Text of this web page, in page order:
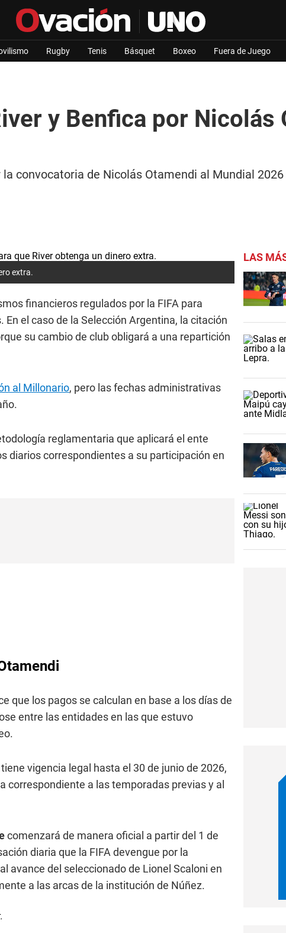
Rugby Tenis Básquet Boxeo Fuera de Juego
y Benfica por Nicolás
convocatoria de Nicolás Otamendi al Mundial
extra.
financieros regulados por la FIFA para
el caso de la Selección Argentina, la citación
su cambio de club obligará a una repartición
al Millonario, pero las fechas administrativas
reglamentaria que aplicará el ente
diarios correspondientes a su participación en
que los pagos se calculan en base a los días de
entre las entidades en las que estuvo
tiene vigencia legal hasta el 30 de junio de 2026,
correspondiente a las temporadas previas y al
comenzará de manera oficial a partir del 1 de
diaria que la FIFA devengue por la
avance del seleccionado de Lionel Scaloni en
a las arcas de la institución de Núñez.
LAS